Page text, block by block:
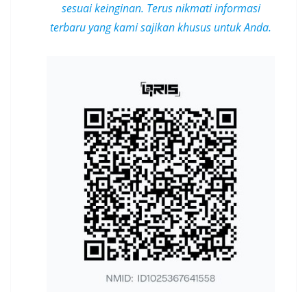
sesuai keinginan. Terus nikmati informasi
terbaru yang kami sajikan khusus untuk Anda.